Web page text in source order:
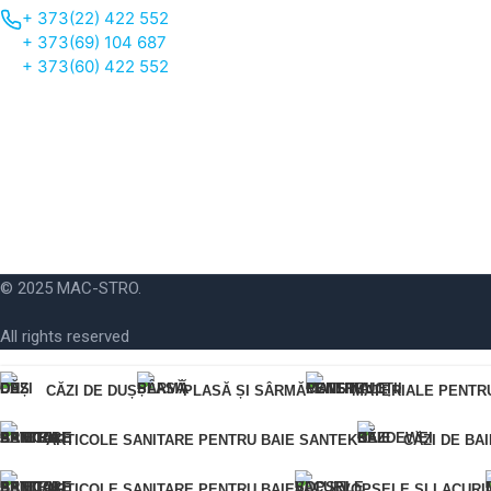
CĂZI DE DUȘ PLASĂ ȘI SÂRMĂ MATERIALE
ARTICOLE SANITARE PENTRU BAIE SANTEK CĂZI DE
+ 373(22) 422 552
+ 373(69) 104 687
+ 373(60) 422 552
© 2025 MAC-STRO.
All rights reserved
Pentru o comandă rapidă, vă rugăm să ne furnizați numărul